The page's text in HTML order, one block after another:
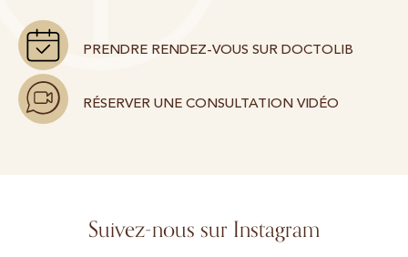
PRENDRE RENDEZ-VOUS SUR DOCTOLIB
RÉSERVER UNE CONSULTATION VIDÉO
Suivez-nous sur Instagram